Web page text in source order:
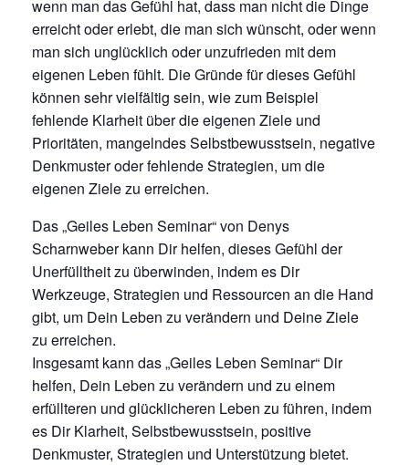
wenn man das Gefühl hat, dass man nicht die Dinge
erreicht oder erlebt, die man sich wünscht, oder wenn
man sich unglücklich oder unzufrieden mit dem
eigenen Leben fühlt. Die Gründe für dieses Gefühl
können sehr vielfältig sein, wie zum Beispiel
fehlende Klarheit über die eigenen Ziele und
Prioritäten, mangelndes Selbstbewusstsein, negative
Denkmuster oder fehlende Strategien, um die
eigenen Ziele zu erreichen.
Das „Geiles Leben Seminar“ von Denys
Scharnweber kann Dir helfen, dieses Gefühl der
Unerfülltheit zu überwinden, indem es Dir
Werkzeuge, Strategien und Ressourcen an die Hand
gibt, um Dein Leben zu verändern und Deine Ziele
zu erreichen.
Insgesamt kann das „Geiles Leben Seminar“ Dir
helfen, Dein Leben zu verändern und zu einem
erfüllteren und glücklicheren Leben zu führen, indem
es Dir Klarheit, Selbstbewusstsein, positive
Denkmuster, Strategien und Unterstützung bietet.